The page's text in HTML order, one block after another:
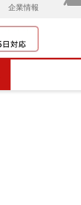
企業情報